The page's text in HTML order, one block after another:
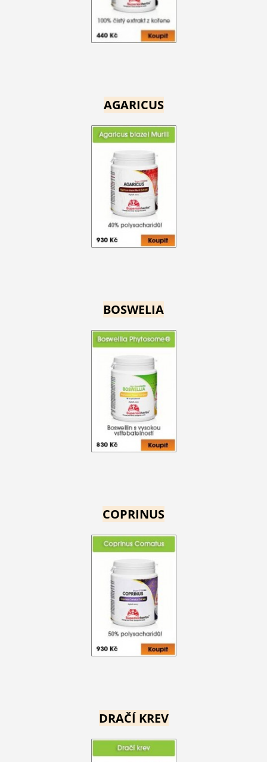
AGARICUS
BOSWELIA
COPRINUS
DRAČÍ KREV